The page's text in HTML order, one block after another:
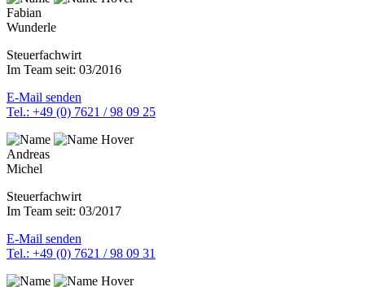
Fabian
Wunderle
Steuerfachwirt
Im Team seit: 03/2016
E-Mail senden
Tel.: +49 (0) 7621 / 98 09 25
Andreas
Michel
Steuerfachwirt
Im Team seit: 03/2017
E-Mail senden
Tel.: +49 (0) 7621 / 98 09 31